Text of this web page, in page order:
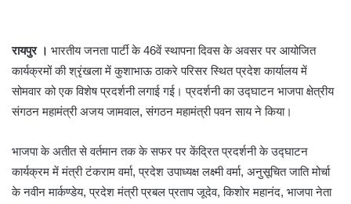
रायपुर । भारतीय जनता पार्टी के 46वें स्थापना दिवस के अवसर पर आयोजित
कार्यक्रमों की श्रृंखला में कुशाभाऊ ठाकरे परिसर स्थित प्रदेश कार्यालय में
सोमवार को एक विशेष प्रदर्शनी लगाई गई। प्रदर्शनी का उद्घाटन भाजपा क्षेत्रीय
संगठन महामंत्री अजय जामवाल, संगठन महामंत्री पवन साय ने किया।
भाजपा के अतीत से वर्तमान तक के सफर पर केंद्रित प्रदर्शनी के उद्घाटन
कार्यक्रम में मंत्री टंकराम वर्मा, प्रदेश उपाध्यक्ष लक्ष्मी वर्मा, अनुसूचित जाति मोर्चा
के नवीन मार्कण्डेय, प्रदेश मंत्री प्रबल प्रताप जूदेव, किशोर महानंद, भाजपा नेता